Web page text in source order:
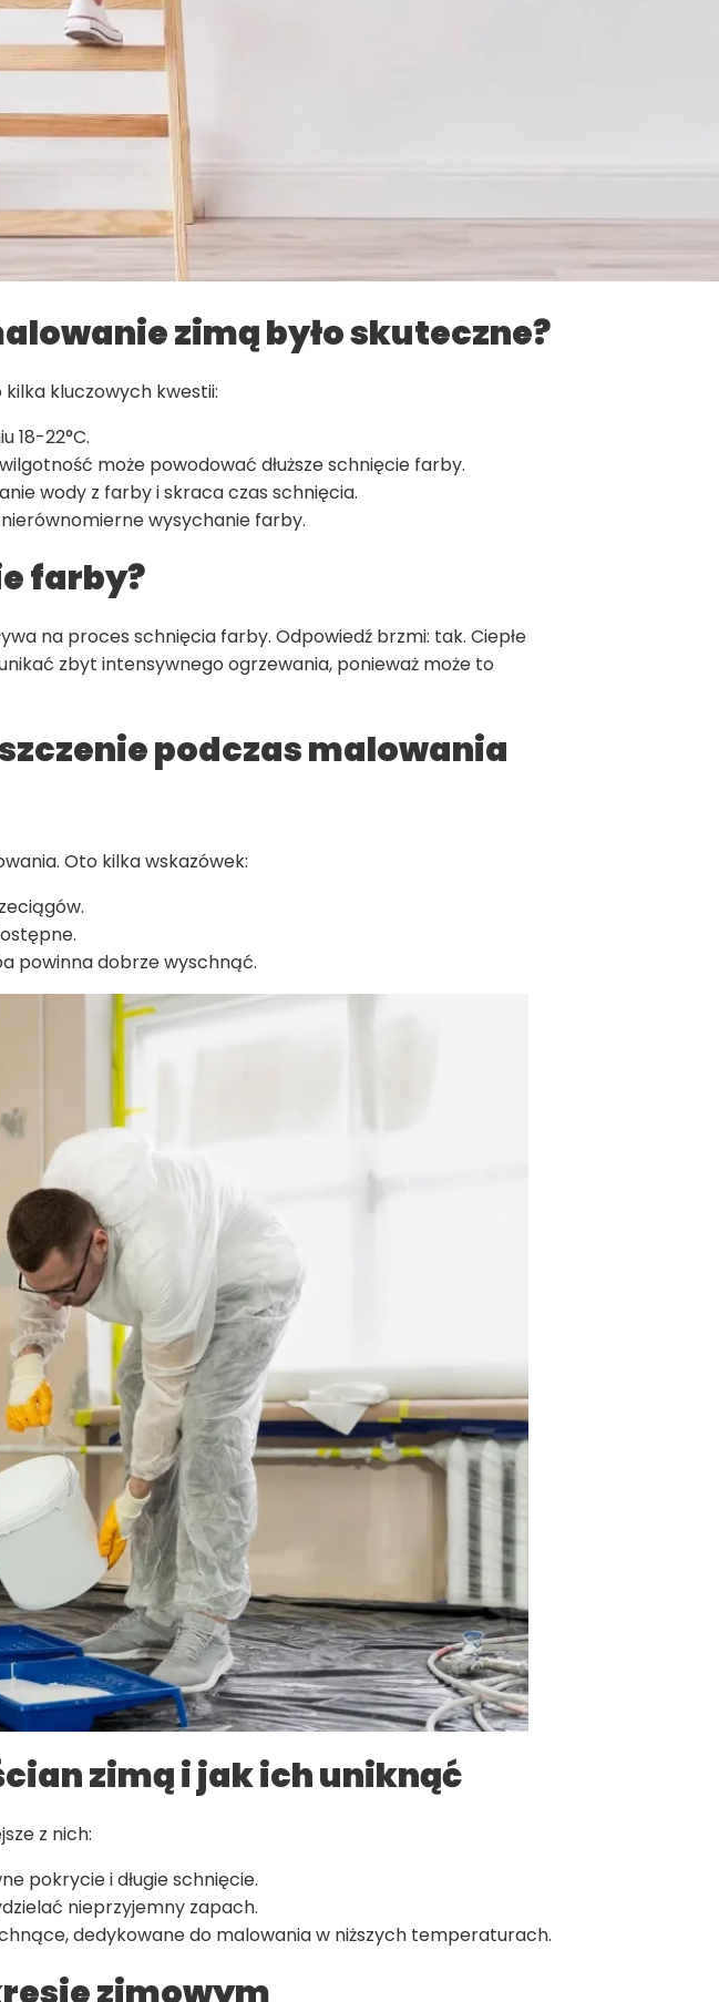
zimą było skuteczne?
kluczowych kwestii:
18-22°C.
może powodować dłuższe schnięcie farby.
wody z farby i skraca czas schnięcia.
wysychanie farby.
farby?
na proces schnięcia farby. Odpowiedź brzmi: tak. Ciepłe
zbyt intensywnego ogrzewania, ponieważ może to
podczas malowania
Oto kilka wskazówek:
powinna dobrze wyschnąć.
zimą i jak ich uniknąć
z nich:
pokrycie i długie schnięcie.
nieprzyjemny zapach.
dedykowane do malowania w niższych temperaturach.